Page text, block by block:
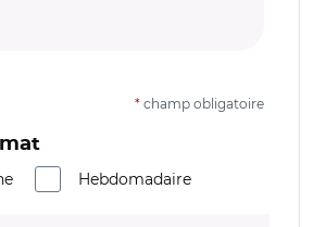
* champ obligatoire
Hebdomadaire